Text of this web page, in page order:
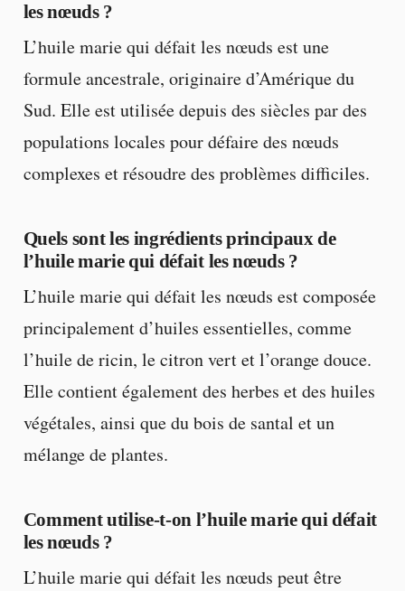
les nœuds ?
L’huile marie qui défait les nœuds est une
formule ancestrale, originaire d’Amérique du
Sud. Elle est utilisée depuis des siècles par des
populations locales pour défaire des nœuds
complexes et résoudre des problèmes difficiles.
Quels sont les ingrédients principaux de
l’huile marie qui défait les nœuds ?
L’huile marie qui défait les nœuds est composée
principalement d’huiles essentielles, comme
l’huile de ricin, le citron vert et l’orange douce.
Elle contient également des herbes et des huiles
végétales, ainsi que du bois de santal et un
mélange de plantes.
Comment utilise-t-on l’huile marie qui défait
les nœuds ?
L’huile marie qui défait les nœuds peut être